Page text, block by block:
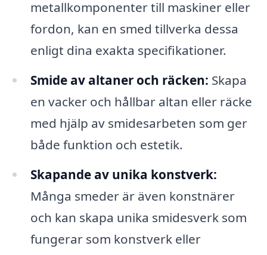
metallkomponenter till maskiner eller
fordon, kan en smed tillverka dessa
enligt dina exakta specifikationer.
Smide av altaner och räcken: Skapa
en vacker och hållbar altan eller räcke
med hjälp av smidesarbeten som ger
både funktion och estetik.
Skapande av unika konstverk:
Många smeder är även konstnärer
och kan skapa unika smidesverk som
fungerar som konstverk eller